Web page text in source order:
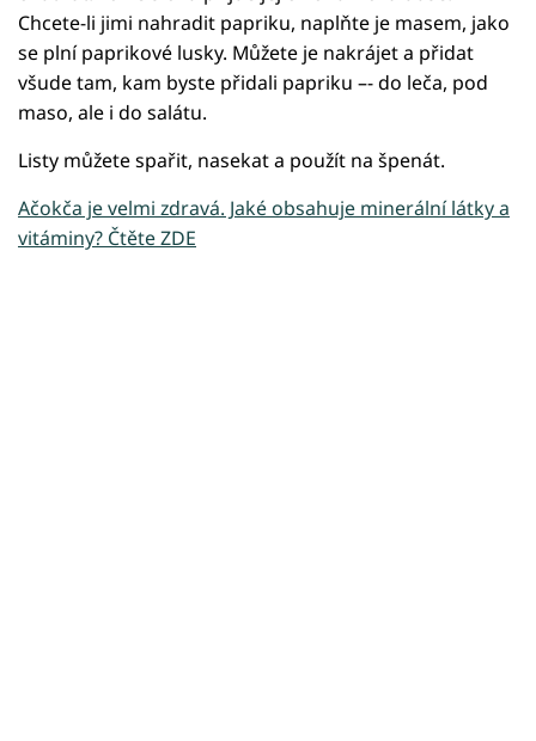
Chcete-li jimi nahradit papriku, naplňte je masem, jako
se plní paprikové lusky. Můžete je nakrájet a přidat
všude tam, kam byste přidali papriku –- do leča, pod
maso, ale i do salátu.
Listy můžete spařit, nasekat a použít na špenát.
Ačokča je velmi zdravá. Jaké obsahuje minerální látky a
vitáminy? Čtěte ZDE